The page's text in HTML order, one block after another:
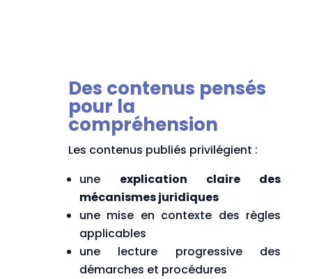
Des contenus pensés
pour la
compréhension
Les contenus publiés privilégient :
une explication claire des
mécanismes juridiques
une mise en contexte des règles
applicables
une lecture progressive des
démarches et procédures